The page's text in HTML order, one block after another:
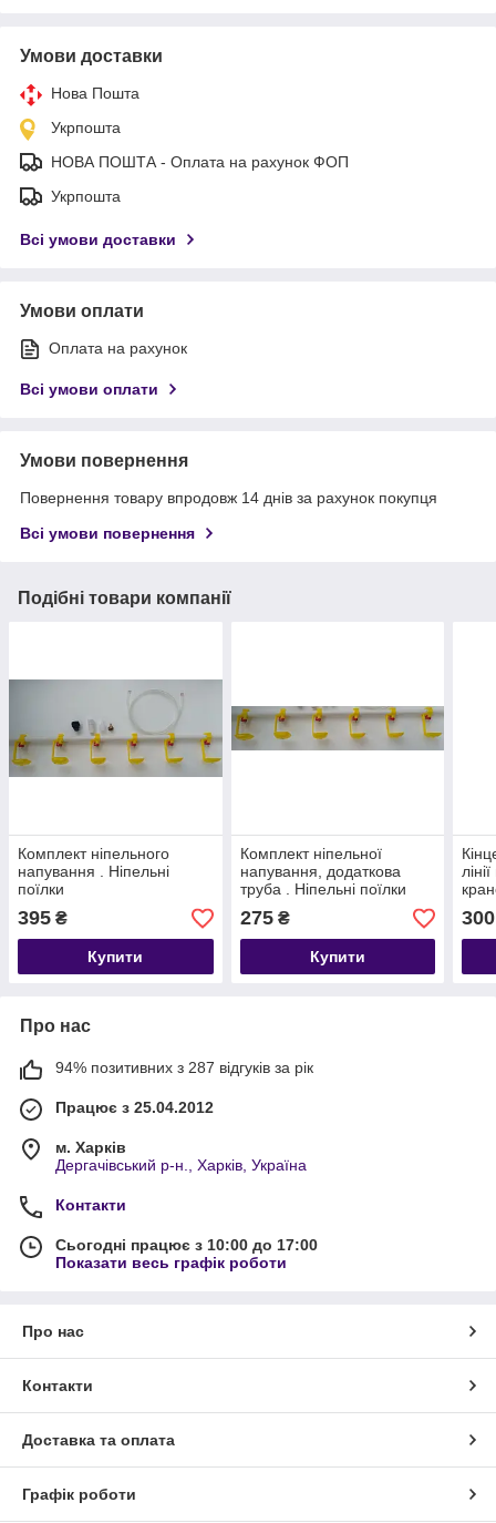
Умови доставки
Нова Пошта
Укрпошта
НОВА ПОШТА - Оплата на рахунок ФОП
Укрпошта
Всі умови доставки
Умови оплати
Оплата на рахунок
Всі умови оплати
Умови повернення
Повернення товару впродовж 14 днів за рахунок покупця
Всі умови повернення
Подібні товари компанії
Комплект ніпельного
напування . Ніпельні
поїлки
395 ₴
Купити
Комплект ніпельної
напування, додаткова
труба . Ніпельні поїлки
275₴
Купити
300
Про нас
94% позитивних з 287 відгуків за рік
Працює з 25.04.2012
м. Харків
Дергачівський р-н., Харків, Україна
Контакти
Сьогодні працює з 10:00 до 17:00
Показати весь графік роботи
Про нас
Контакти
Доставка та оплата
Графік роботи